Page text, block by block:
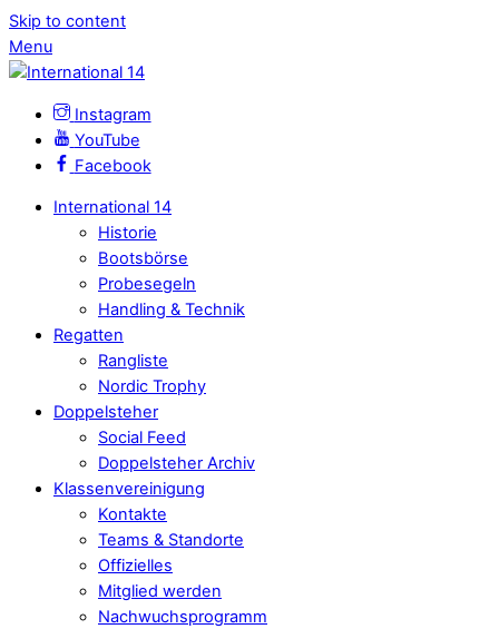
Skip to content
Menu
Instagram
YouTube
Facebook
International 14
Historie
Bootsbörse
Probesegeln
Handling & Technik
Regatten
Rangliste
Nordic Trophy
Doppelsteher
Social Feed
Doppelsteher Archiv
Klassenvereinigung
Kontakte
Teams & Standorte
Offizielles
Mitglied werden
Nachwuchsprogramm